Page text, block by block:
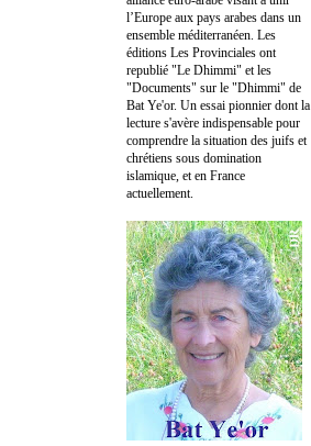
l’Europe aux pays arabes dans un
ensemble méditerranéen. Les
éditions Les Provinciales ont
republié "Le Dhimmi" et les
"Documents" sur le "Dhimmi" de
Bat Ye'or. Un essai pionnier dont la
lecture s'avère indispensable pour
comprendre la situation des juifs et
chrétiens sous domination
islamique, et en France
actuellement.